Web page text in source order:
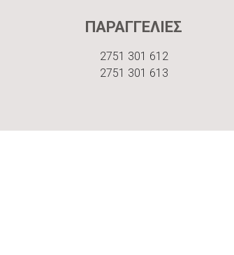
ΠΑΡΑΓΓΕΛΙΕΣ
2751 301 612
2751 301 613